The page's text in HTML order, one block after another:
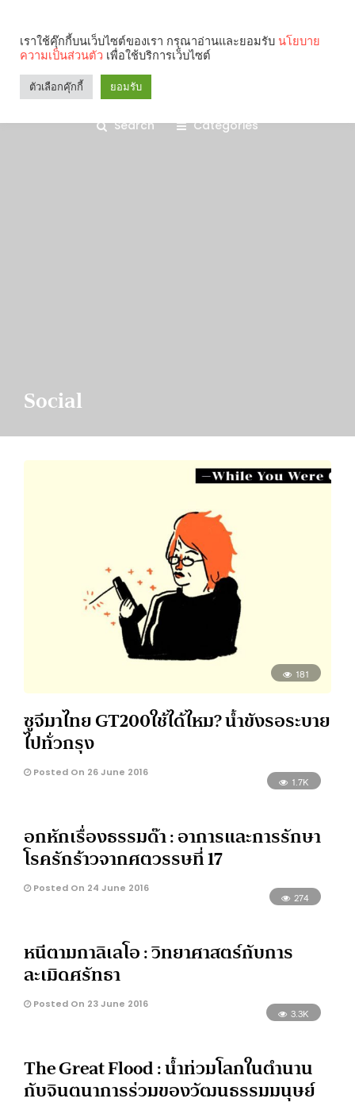
Search Categories
Social
181
ซูจีมาไทย GT200ใช้ได้ไหม? น้ำขังรอระบาย
ไปทั่วกรุง
Posted On 26 June 2016
1.7K
อกหักเรื่องธรรมด๊า : อาการและการรักษา
โรครักร้าวจากศตวรรษที่ 17
Posted On 24 June 2016
274
หนีตามกาลิเลโอ : วิทยาศาสตร์กับการ
ละเมิดศรัทธา
Posted On 23 June 2016
3.3K
The Great Flood : น้ำท่วมโลกในตำนาน
กับจินตนาการร่วมของวัฒนธรรมมนุษย์
เราใช้คุ๊กกี้บนเว็บไซต์ของเรา กรุณาอ่านและยอมรับ นโยบาย
ความเป็นส่วนตัว เพื่อใช้บริการเว็บไซต์
ตัวเลือกคุ๊กกี้ ยอมรับ